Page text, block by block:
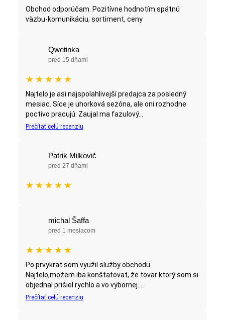
Obchod odporúčam. Pozitívne hodnotím spätnú
väzbu-komunikáciu, sortiment, ceny
Qwetinka
pred 15 dňami
★ ★ ★ ★ ★
Najtelo je asi najspolahlivejší predajca za posledný
mesiac. Síce je uhorková sezóna, ale oni rozhodne
poctivo pracujú. Zaujal ma fazulový...
Prečítať celú recenziu
Patrik Milkovič
pred 27 dňami
★ ★ ★ ★ ★
michal Šaffa
pred 1 mesiacom
★ ★ ★ ★ ★
Po prvykrat som využil služby obchodu
Najtelo,možem iba konštatovat, že tovar ktorý som si
objednal prišiel rychlo a vo vybornej...
Prečítať celú recenziu